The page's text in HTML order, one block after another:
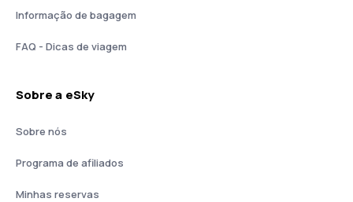
Informação de bagagem
FAQ - Dicas de viagem
Sobre a eSky
Sobre nós
Programa de afiliados
Minhas reservas